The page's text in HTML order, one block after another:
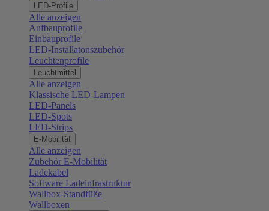
LED-Profile
Alle anzeigen
Aufbauprofile
Einbauprofile
LED-Installatonszubehör
Leuchtenprofile
Leuchtmittel
Alle anzeigen
Klassische LED-Lampen
LED-Panels
LED-Spots
LED-Strips
E-Mobilität
Alle anzeigen
Zubehör E-Mobilität
Ladekabel
Software Ladeinfrastruktur
Wallbox-Standfüße
Wallboxen